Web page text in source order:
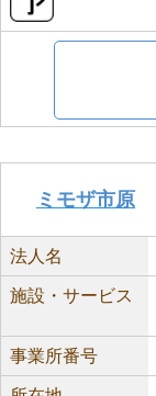
ミモザ市原
法人名
施設・サービス
事業所番号